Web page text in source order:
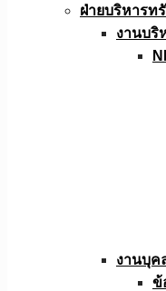
ฝ่ายบริหารท
งานบริ
งานบุค
ข้